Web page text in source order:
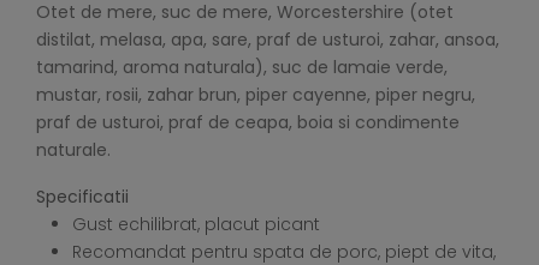
Otet de mere, suc de mere, Worcestershire (otet
distilat, melasa, apa, sare, praf de usturoi, zahar, ansoa,
tamarind, aroma naturala), suc de lamaie verde,
mustar, rosii, zahar brun, piper cayenne, piper negru,
praf de usturoi, praf de ceapa, boia si condimente
naturale.
Specificatii
Gust echilibrat, placut picant
Recomandat pentru spata de porc, piept de vita,